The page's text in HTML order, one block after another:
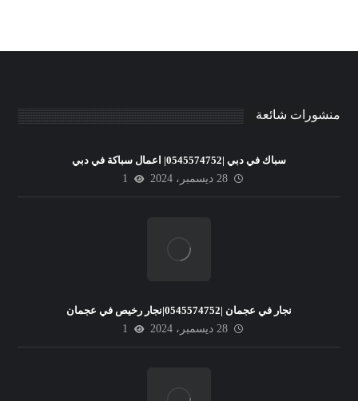
منشورات شائعة
سباك في دبي |0545574752| اعمال سباكة في دبي
28 ديسمبر، 2024
1
نجار في عجمان |0545574752|نجار رخيص في عجمان
28 ديسمبر، 2024
1